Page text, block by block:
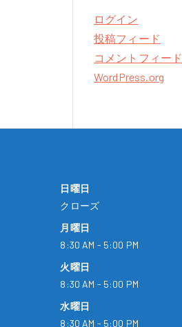
ログイン
投稿フィード
コメントフィード
WordPress.org
日曜日
クローズ
月曜日
8:30 AM - 5:00 PM
火曜日
8:30 AM - 5:00 PM
水曜日
8:30 AM - 5:00 PM